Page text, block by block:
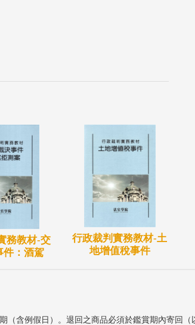
務教材-交
件：酒駕
行政裁判實務教材-土
地增值稅事件
（含例假日）。退回之商品必須於鑑賞期內寄回